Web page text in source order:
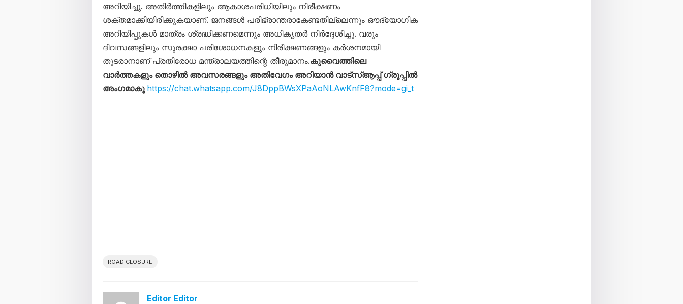
അറിയിച്ചു. അതിർത്തികളിലും ആകാശപരിധിയിലും നിരീക്ഷണം
ശക്തമാക്കിയിരിക്കുകയാണ്. ജനങ്ങൾ പരിഭ്രാന്തരാകേണ്ടതില്ലെന്നും ഔദ്യോഗിക
അറിയിപ്പുകൾ മാത്രം ശ്രദ്ധിക്കണമെന്നും അധികൃതർ നിർദ്ദേശിച്ചു. വരും
ദിവസങ്ങളിലും സുരക്ഷാ പരിശോധനകളും നിരീക്ഷണങ്ങളും കർശനമായി
തുടരാനാണ് പ്രതിരോധ മന്ത്രാലയത്തിന്റെ തീരുമാനം.കുവൈത്തിലെ
വാർത്തകളും തൊഴിൽ അവസരങ്ങളും അതിവേഗം അറിയാൻ വാട്സ്ആപ്പ് ഗ്രൂപ്പിൽ
അംഗമാകൂ https://chat.whatsapp.com/J8DppBWsXPaAoNLAwKnfF8?mode=gi_t
ROAD CLOSURE
Editor Editor